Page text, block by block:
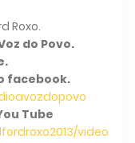
Roxo.
do Povo.
facebook.
Tube
video